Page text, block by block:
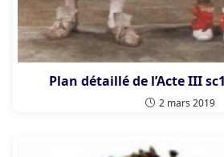
Plan détaillé de l’Acte III
2 mars 2019